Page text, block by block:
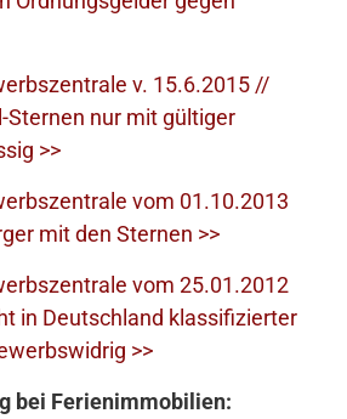
v. 15.6.2015 //
Sternen nur mit gültiger
>>
vom 01.10.2013
mit den Sternen >>
vom 25.01.2012
in Deutschland klassifizierter
>>
bei Ferienimmobilien: